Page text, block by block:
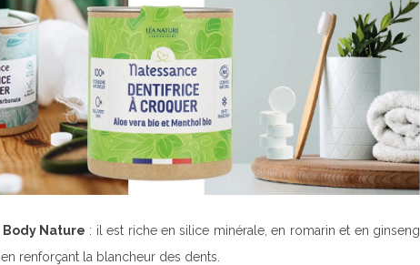
Body Nature : il est riche en silice minérale, en romarin et en ginseng
renforçant la blancheur des dents.